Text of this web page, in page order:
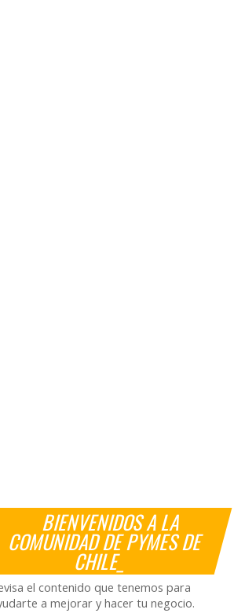
BIENVENIDOS A LA
COMUNIDAD DE PYMES DE
CHILE_
el contenido que tenemos para
a mejorar y hacer tu negocio.